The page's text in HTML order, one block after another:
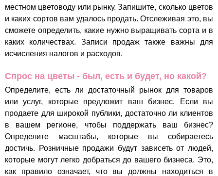
местном цветоводу или рынку. Запишите, сколько цветов
и каких сортов вам удалось продать. Отслеживая это, вы
сможете определить, какие нужно выращивать сорта и в
каких количествах. Записи продаж также важны для
исчисления налогов и расходов.
Спрос на цветы - был, есть и будет, но какой?
Определите, есть ли достаточный рынок для товаров
или услуг, которые предложит ваш бизнес. Если вы
продаете для широкой публики, достаточно ли клиентов
в вашем регионе, чтобы поддержать ваш бизнес?
Определите масштабы, которые вы собираетесь
достичь. Розничные продажи будут зависеть от людей,
которые могут легко добраться до вашего бизнеса. Это,
как правило означает, что вы должны находиться в